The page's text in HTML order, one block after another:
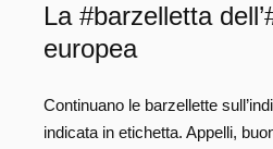
La #barzelletta
europea
Continuano le barzellette
indicata in etichetta. Appelli,